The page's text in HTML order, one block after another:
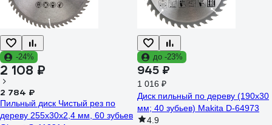
-24%
2 108 ₽
2 784 ₽
Пильный диск Чистый рез по
дереву 255x30х2,4 мм, 60 зубьев
до -23%
945 ₽
1 016 ₽
Диск пильный по дереву (190х30
мм; 40 зубьев) Makita D-64973
4.9